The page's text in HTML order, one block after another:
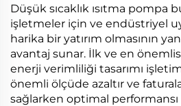
Makinesi
Düşük sıcaklık ısıtma pompa
işletmeler için ve endüstriyel
harika bir yatırım olmasının
avantaj sunar. İlk ve en
enerji verimliliği tasarımı
önemli ölçüde azaltır ve
sağlarken optimal performansı